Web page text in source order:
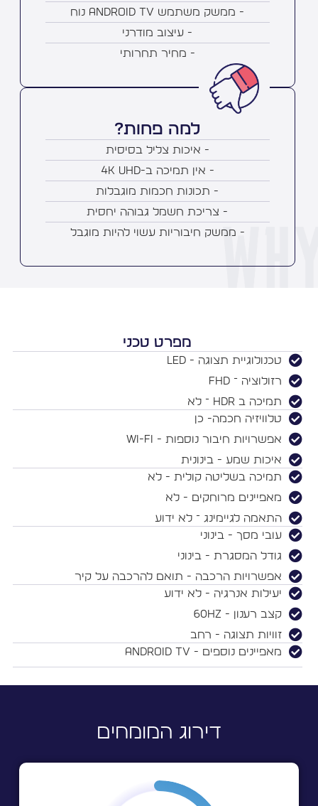
- ממשק משתמש Android TV נוח
- עיצוב מודרני
- מחיר תחרותי
למה פחות?
- איכות צליל בסיסית
- אין תמיכה ב-4K UHD
- תכונות חכמות מוגבלות
- צריכת חשמל גבוהה יחסית
- ממשק חיבוריות עשוי להיות מוגבל
מפרט טכני
טכנולוגיית תצוגה - LED
רזולוציה ־ FHD
תמיכה ב HDR ־ לא
טלוויזיה חכמה- כן
אפשרויות חיבור נוספות - Wi-Fi
איכות שמע - בינונית
תמיכה בשליטה קולית - לא
מאפיינים מרוחקים - לא
התאמה לגיימינג ־ לא ידוע
עובי מסך - בינוני
גודל המסגרת - בינוני
אפשרויות הרכבה - תואם להרכבה על קיר
יעילות אנרגיה - לא ידוע
קצב רענון - 60Hz
זוויות תצוגה - רחב
מאפיינים נוספים - Android TV
דירוג המומחים